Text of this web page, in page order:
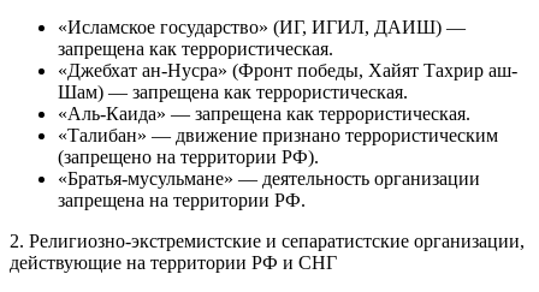
«Исламское государство» (ИГ, ИГИЛ, ДАИШ) —
запрещена как террористическая.
«Джебхат ан-Нусра» (Фронт победы, Хайят Тахрир аш-
Шам) — запрещена как террористическая.
«Аль-Каида» — запрещена как террористическая.
«Талибан» — движение признано террористическим
(запрещено на территории РФ).
«Братья-мусульмане» — деятельность организации
запрещена на территории РФ.
2. Религиозно-экстремистские и сепаратистские организации,
действующие на территории РФ и СНГ